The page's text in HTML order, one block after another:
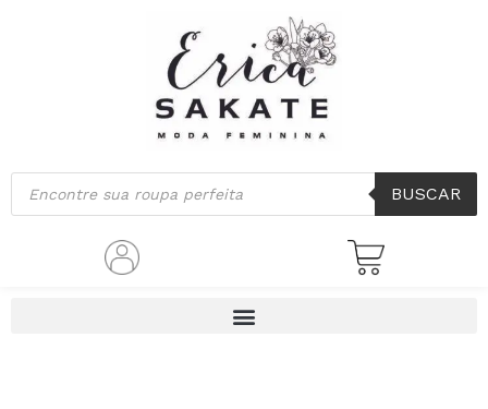
Pesquisar
produtos
BUSCAR
por
mais
recente